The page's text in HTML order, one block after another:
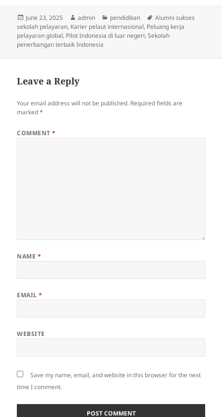
Posted
on
June 23, 2025 Author
admin Categories
pendidikan Tags
Alumni sukses
sekolah pelayaran, Karier pelaut internasional, Peluang kerja
pelayaran global, Pilot Indonesia di luar negeri,Sekolah
penerbangan terbaik Indonesia
Leave a Reply
Your email address will not be published. Required fields are
marked*
COMMENT*
NAME *
EMAIL*
WEBSITE
Save my name, email, and website in this browser for the next
time I comment.